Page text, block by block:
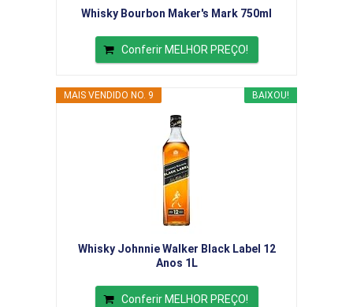
Whisky Bourbon Maker's Mark 750ml
Conferir MELHOR PREÇO!
BAIXOU!
MAIS VENDIDO NO. 9
Whisky Johnnie Walker Black Label 12
Anos 1L
Conferir MELHOR PREÇO!